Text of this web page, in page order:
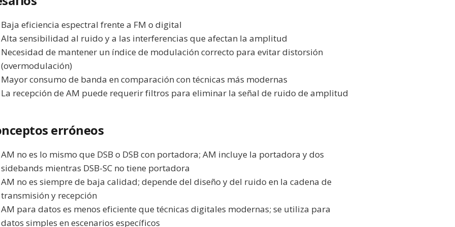
Baja eficiencia espectral frente a FM o digital
Alta sensibilidad al ruido y a las interferencias que afectan la amplitud
Necesidad de mantener un índice de modulación correcto para evitar distorsión
(overmodulación)
Mayor consumo de banda en comparación con técnicas más modernas
La recepción de AM puede requerir filtros para eliminar la señal de ruido de amplitud
erróneos
AM no es lo mismo que DSB o DSB con portadora; AM incluye la portadora y dos
sidebands mientras DSB-SC no tiene portadora
AM no es siempre de baja calidad; depende del diseño y del ruido en la cadena de
transmisión y recepción
AM para datos es menos eficiente que técnicas digitales modernas; se utiliza para
datos simples en escenarios específicos